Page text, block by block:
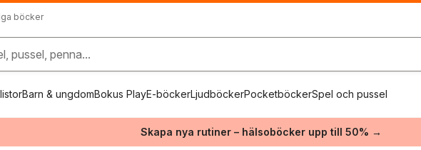
böcker
pussel, penna...
Barn & ungdomBokus PlayE-böckerLjudböckerPocketböckerSpel och pussel
Skapa nya rutiner – hälsoböcker upp till 50% →